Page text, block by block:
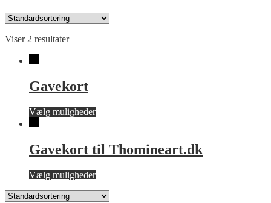
Viser 2 resultater
Gavekort
Vælg mulighederDette
flere
varianter.
kan
på
Gavekort til Thomineart.dk
Vælg mulighederDette
har